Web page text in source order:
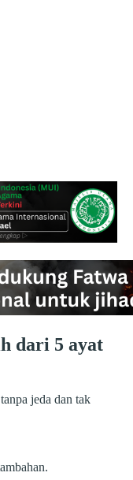
dari 5 ayat
jeda dan tak